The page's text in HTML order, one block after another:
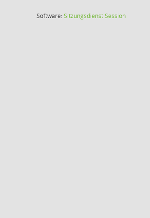
Software:SitzungsdienstSession(Wird in